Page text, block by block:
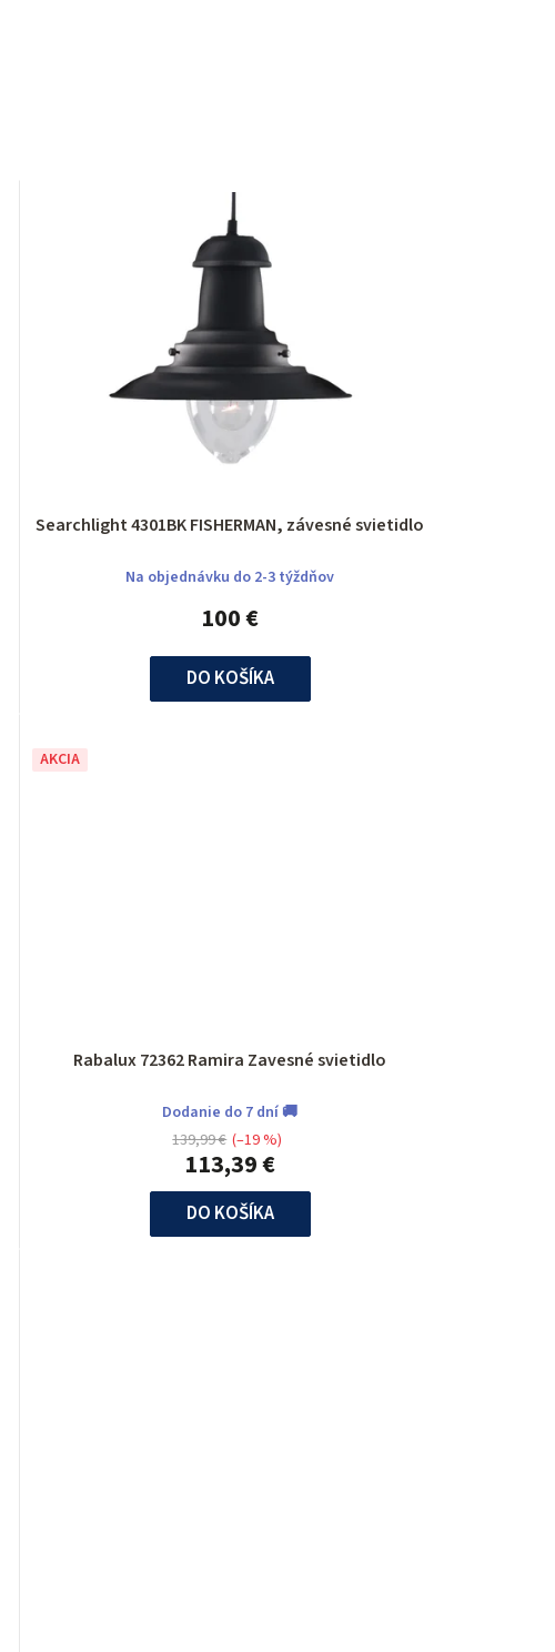
Searchlight 4301BK FISHERMAN, závesné svietidlo
Na objednávku do 2-3 týždňov
100 €
DO KOŠÍKA
AKCIA
Rabalux 72362 Ramira Zavesné svietidlo
Dodanie do 7 dní 🚚
113,39 €
139,99 € (–19 %)
DO KOŠÍKA